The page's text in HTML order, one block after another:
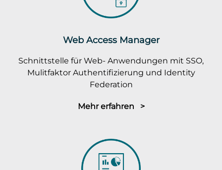
Web Access Manager
Schnittstelle für Web- Anwendungen mit SSO,
Mulitfaktor Authentifizierung und Identity
Federation
Mehr erfahren >